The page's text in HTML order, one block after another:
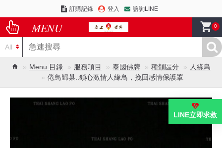
訂購記錄 登入 諮詢LINE
0
All
Menu 目錄 服務項目 泰國佛牌 種類區分
人緣鳥
倦鳥歸巢..鎖心激情人緣鳥，挽回感情保護罩
LINE立即求救